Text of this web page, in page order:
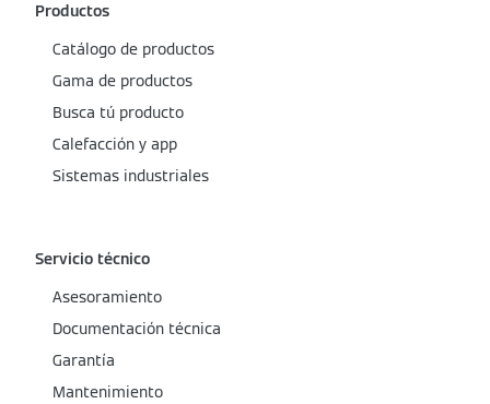
Productos
Catálogo de productos
Gama de productos
Busca tú producto
Calefacción y app
Sistemas industriales
Servicio técnico
Asesoramiento
Documentación técnica
Garantía
Mantenimiento